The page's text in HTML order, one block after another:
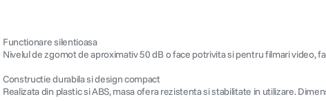
Functionare silentioasa
Nivelul de zgomot de aproximativ 50 dB o face potrivita si pentru filmari video,
Constructie durabila si design compact
Realizata din plastic si ABS, masa ofera rezistenta si stabilitate in utilizare.